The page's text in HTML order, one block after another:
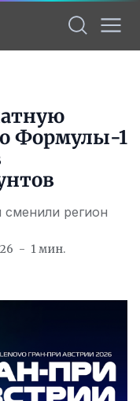
Формулы-1
регион
1 мин.